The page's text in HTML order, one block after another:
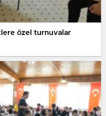
özel turnuvalar